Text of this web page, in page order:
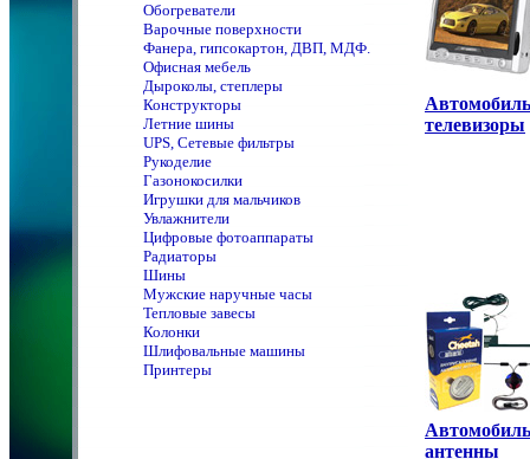
Обогреватели
Варочные поверхности
Фанера, гипсокартон, ДВП, МДФ.
Офисная мебель
Дыроколы, степлеры
Конструкторы
Летние шины
UPS, Сетевые фильтры
Рукоделие
Газонокосилки
Игрушки для мальчиков
Увлажнители
Цифровые фотоаппараты
Радиаторы
Шины
Мужские наручные часы
Тепловые завесы
Колонки
Шлифовальные машины
Принтеры
телевизоры
антенны